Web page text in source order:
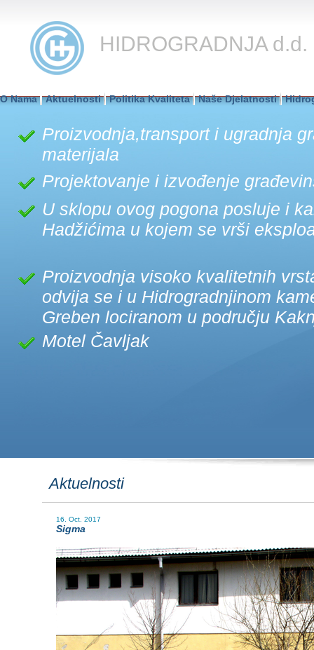
HIDROGRADNJA
O Nama Aktuelnosti Politika Kvaliteta Naše Djelatnosti
Proizvodnja,transport i ugradnja
materijala
Projektovanje i izvođenje
U sklopu ovog pogona posluje i
Hadžićima u kojem se vrši
Proizvodnja visoko kvalitetnih
odvija se i u Hidrogradnjinom
Greben lociranom u području
Motel Čavljak
Aktuelnosti
16. Oct. 2017
Sigma